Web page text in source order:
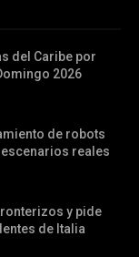
del Caribe por
2026
de robots
reales
y pide
de Italia